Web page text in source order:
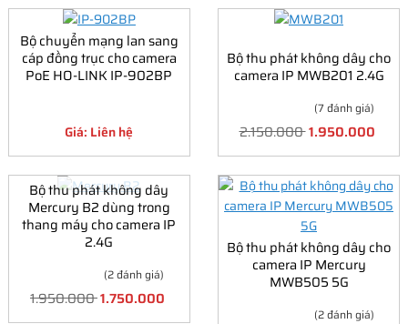
Bộ chuyển mạng lan sang
cáp đồng trục cho camera
PoE HO-LINK IP-902BP
Giá: Liên hệ
Bộ thu phát không dây cho
camera IP MWB201 2.4G
(7 đánh giá)
2.150.0001.950.000
Bộ thu phát không dây
Mercury B2 dùng trong
thang máy cho camera IP
2.4G
(2 đánh giá)
1.950.0001.750.000
Bộ thu phát không dây cho
camera IP Mercury
MWB505 5G
(2 đánh giá)